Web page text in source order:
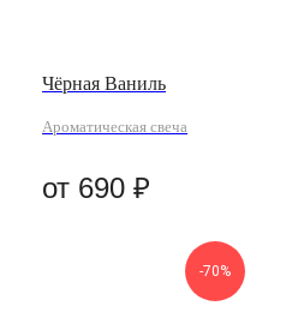
Чёрная Ваниль
Ароматическая свеча
от 690 ₽
-70%